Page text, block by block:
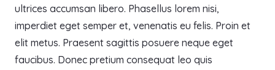
ultrices accumsan libero. Phasellus lorem nisi,
imperdiet eget semper et, venenatis eu felis. Proin et
elit metus. Praesent sagittis posuere neque eget
faucibus. Donec pretium consequat leo quis